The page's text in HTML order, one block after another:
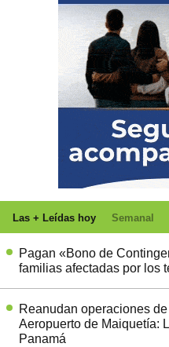
Las + Leídas hoy Semanal
Pagan «Bono de
familias afectadas por los
Reanudan operaciones
Aeropuerto de Maiquetía:
Panamá